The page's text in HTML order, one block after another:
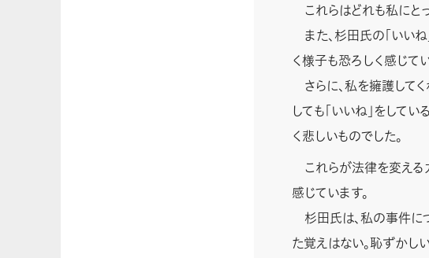
これらはどれも私にと
また、杉田氏の「いい
く様子も恐ろしく感じて
さらに、私を擁護して
しても「いいね」をして
く悲しいものでした。
これらが法律を変える
感じています。
杉田氏は、私の事件に
た覚えはない。恥ずかし